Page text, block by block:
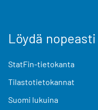
Löydä nopeasti
StatFin-tietokanta
Tilastotietokannat
Suomi lukuina